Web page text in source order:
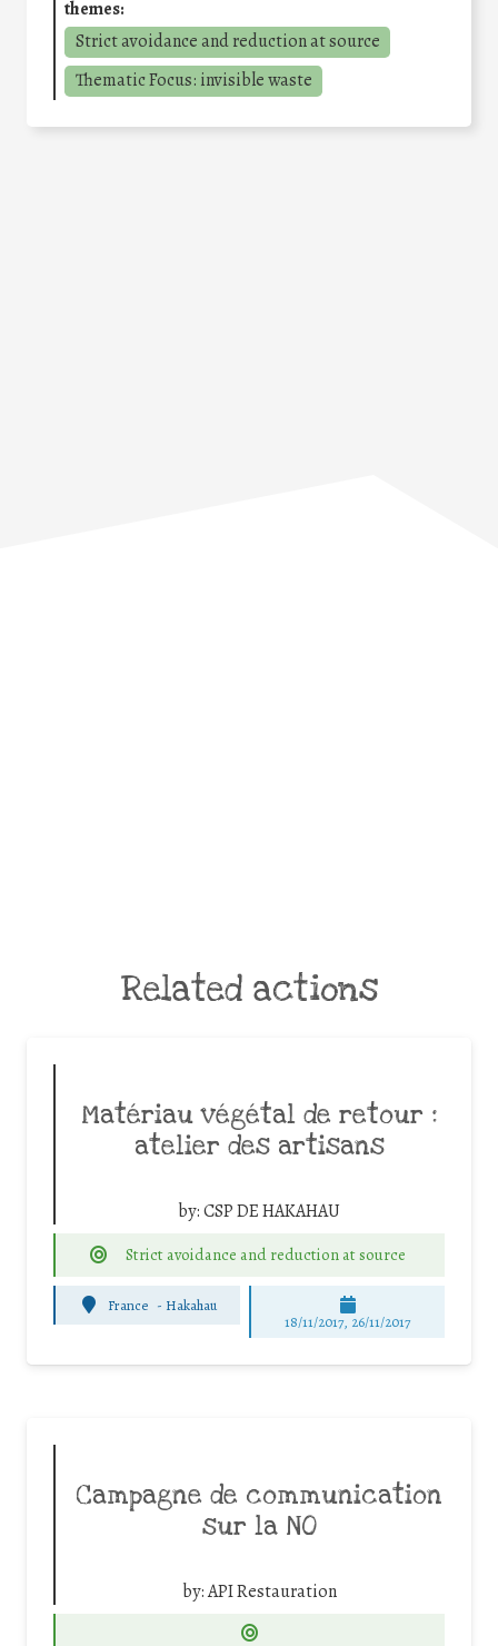
themes:
Strict avoidance and reduction at source
Thematic Focus: invisible waste
Related actions
Matériau végétal de retour :
atelier des artisans
by:CSP DE HAKAHAU
Strict avoidance and reduction at source
France - Hakahau
18/11/2017, 26/11/2017
Campagne de communication
sur la NO
by:API Restauration